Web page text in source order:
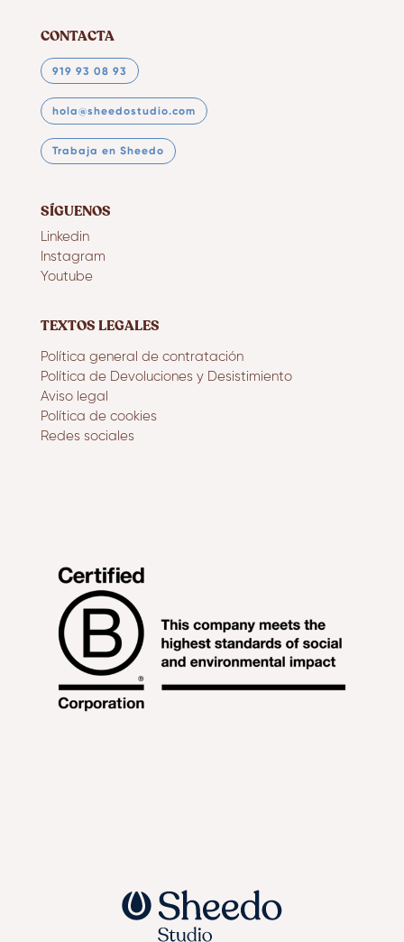
CONTACTA
919 93 08 93
hola@sheedostudio.com
Trabaja en Sheedo
SÍGUENOS
Linkedin
Instagram
Youtube
TEXTOS LEGALES
Política general de contratación
Política de Devoluciones y Desistimiento
Aviso legal
Política de cookies
Redes sociales